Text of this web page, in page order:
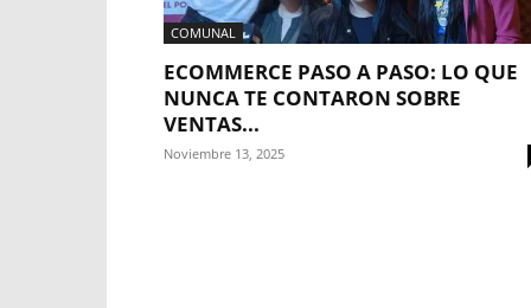
COMUNAL
ECOMMERCE PASO A PASO: LO QUE
NUNCA TE CONTARON SOBRE
VENTAS...
Noviembre 13, 2025